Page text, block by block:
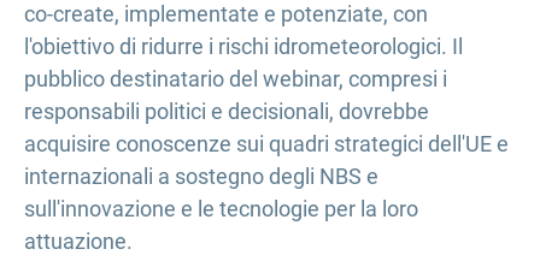
co-create, implementate e potenziate, con
l'obiettivo di ridurre i rischi idrometeorologici. Il
pubblico destinatario del webinar, compresi i
responsabili politici e decisionali, dovrebbe
acquisire conoscenze sui quadri strategici dell'UE e
internazionali a sostegno degli NBS e
sull'innovazione e le tecnologie per la loro
attuazione.